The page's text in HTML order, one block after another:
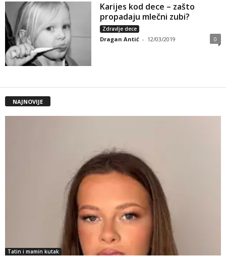
Karijes kod dece – zašto
propadaju mlečni zubi?
Zdravlje dece
Dragan Antić - 12/03/2019 0
NAJNOVIJE
Tatin i mamin kutak